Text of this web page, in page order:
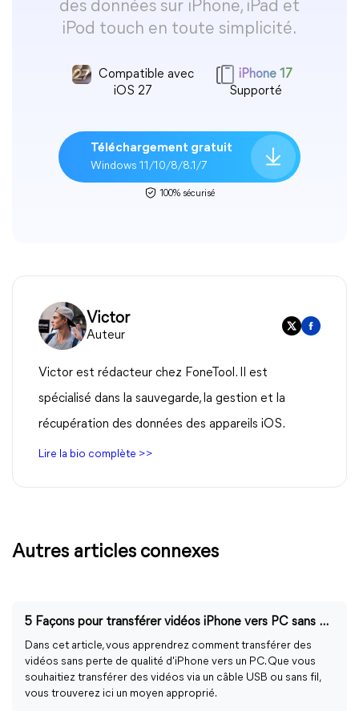
des données sur iPhone, iPad et
iPod touch en toute simplicité.
Compatible avec
iOS 27
iPhone 17
Supporté
Téléchargement gratuit
Windows 11/10/8/8.1/7
100% sécurisé
Victor
Auteur
Victor est rédacteur chez FoneTool. Il est
spécialisé dans la sauvegarde, la gestion et la
récupération des données des appareils iOS.
Lire la bio complète >>
Autres articles connexes
5 Façons pour transférer vidéos iPhone vers PC sans perte de qualité
Dans cet article, vous apprendrez comment transférer des
vidéos sans perte de qualité d'iPhone vers un PC. Que vous
souhaitiez transférer des vidéos via un câble USB ou sans fil,
vous trouverez ici un moyen approprié.